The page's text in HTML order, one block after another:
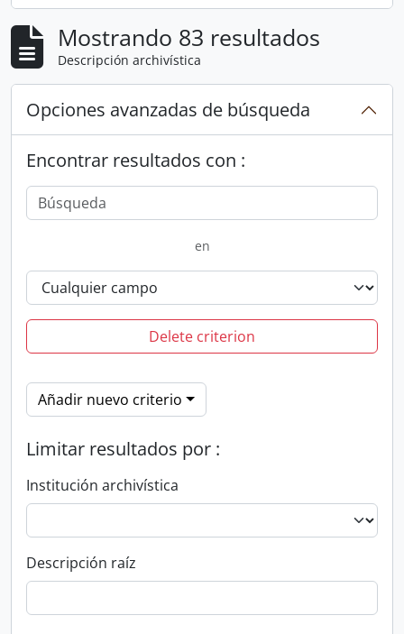
Mostrando 83 resultados
Descripción archivística
Opciones avanzadas de búsqueda
Encontrar resultados con :
en
Delete criterion
Añadir nuevo criterio
Limitar resultados por :
Institución archivística
Descripción raíz